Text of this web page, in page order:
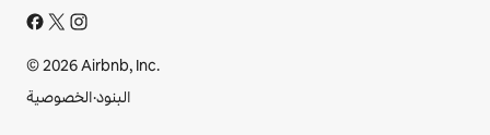
© 2026 Airbnb, Inc.
الخصوصية·البنود